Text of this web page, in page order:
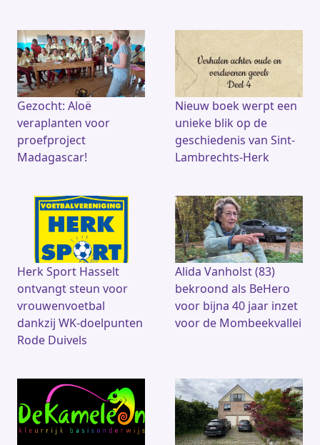
Gezocht: Aloë
veraplanten voor
proefproject
Madagascar!
Nieuw boek werpt een
unieke blik op de
geschiedenis van Sint-
Lambrechts-Herk
Herk Sport Hasselt
ontvangt steun voor
vrouwenvoetbal
dankzij WK-doelpunten
Rode Duivels
Alida Vanholst (83)
bekroond als BeHero
voor bijna 40 jaar inzet
voor de Mombeekvallei